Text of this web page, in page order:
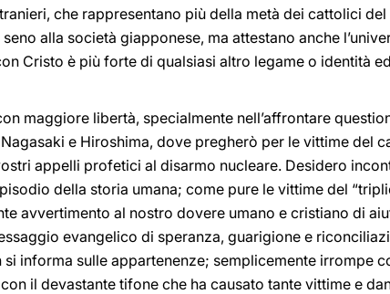
che rappresentano più della metà dei cattolici
alla società giapponese, ma attestano anche
Cristo è più forte di qualsiasi altro legame o identità
maggiore libertà, specialmente nell’affrontare
e Hiroshima, dove pregherò per le vittime del
appelli profetici al disarmo nucleare. Desidero
della storia umana; come pure le vittime del
avvertimento al nostro dovere umano e cristiano di
evangelico di speranza, guarigione e
informa sulle appartenenze; semplicemente irrompe
il devastante tifone che ha causato tante vittime e